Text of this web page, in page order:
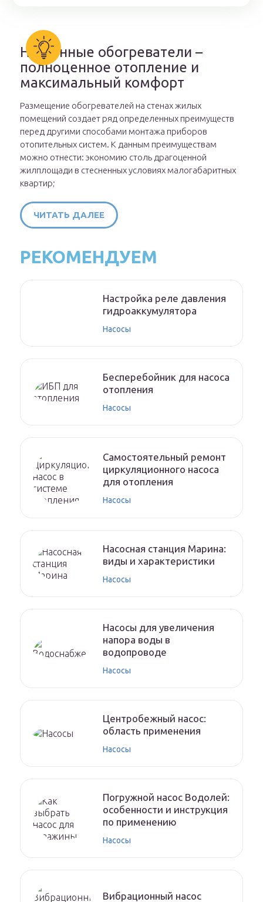
Настенные обогреватели –
полноценное отопление и
максимальный комфорт
Размещение обогревателей на стенах жилых
помещений создает ряд определенных преимуществ
перед другими способами монтажа приборов
отопительных систем. К данным преимуществам
можно отнести: экономию столь драгоценной
жилплощади в стесненных условиях малогабаритных
квартир;
ЧИТАТЬ ДАЛЕЕ
РЕКОМЕНДУЕМ
Настройка реле давления
гидроаккумулятора
Насосы
Бесперебойник для насоса
отопления
Насосы
Самостоятельный ремонт
циркуляционного насоса
для отопления
Насосы
Насосная станция Марина:
виды и характеристики
Насосы
Насосы для увеличения
напора воды в
водопроводе
Насосы
Центробежный насос:
область применения
Насосы
Погружной насос Водолей:
особенности и инструкция
по применению
Насосы
Вибрационный насос